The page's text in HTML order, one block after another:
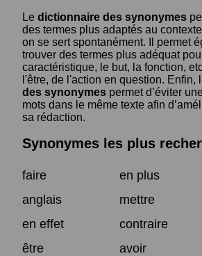
Le dictionnaire des synonymes
des termes plus adaptés au
on se sert spontanément. Il permet
trouver des termes plus adéquat
caractéristique, le but, la fonction,
l'être, de l'action en question. Enfin,
des synonymes permet d’éviter
mots dans le même texte afin
sa rédaction.
Synonymes les plus
faire
en plus
anglais
mettre
en effet
contraire
être
avoir